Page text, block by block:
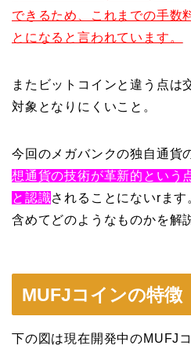
できるため、これまでの手数
とになると言われています。
またビットコインと違う点は
対象となりにくいこと。
今回のメガバンクの独自通貨
想通貨の技術が革新的という
と認識されることにないrま
含めてどのようなものかを解
MUFJコインの特徴
下の図は現在開発中のMUFJ